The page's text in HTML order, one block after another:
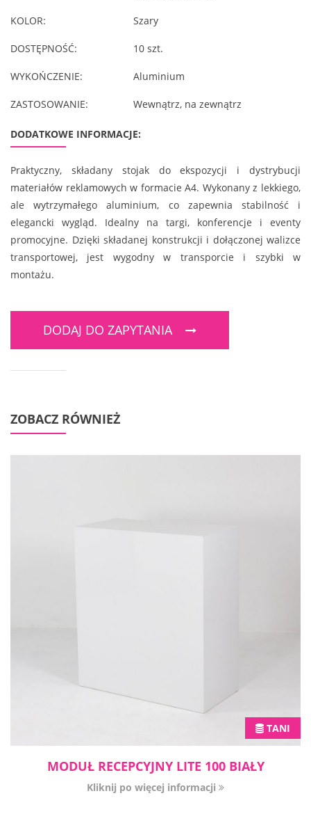
KOLOR: Szary
DOSTĘPNOŚĆ: 10 szt.
WYKOŃCZENIE: Aluminium
ZASTOSOWANIE: Wewnątrz, na zewnątrz
DODATKOWE INFORMACJE:
Praktyczny, składany stojak do ekspozycji i dystrybucji
materiałów reklamowych w formacie A4. Wykonany z lekkiego,
ale wytrzymałego aluminium, co zapewnia stabilność i
elegancki wygląd. Idealny na targi, konferencje i eventy
promocyjne. Dzięki składanej konstrukcji i dołączonej walizce
transportowej, jest wygodny w transporcie i szybki w
montażu.
DODAJ DO ZAPYTANIA
ZOBACZ RÓWNIEŻ
TANI
MODUŁ RECEPCYJNY LITE 100 BIAŁY
Kliknij po więcej informacji